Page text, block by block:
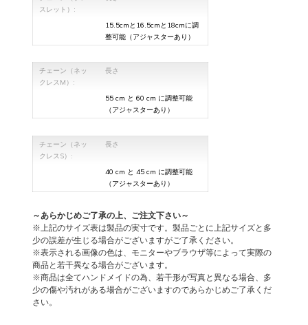
スレット）:
15.5cmと16.5cmと18cmに調
整可能（アジャスターあり）
チェーン（ネッ
クレスM）:
長さ
55 cm と 60 cm に調整可能
（アジャスターあり）
チェーン（ネッ
クレスS）:
長さ
40 cm と 45 cm に調整可能
（アジャスターあり）
～あらかじめご了承の上、ご注文下さい～
※上記のサイズ表は製品の実寸です。製品ごとに上記サイズと多
少の誤差が生じる場合がございますがご了承ください。
※表示される画像の色は、モニターやブラウザ等によって実際の
商品と若干異なる場合がございます。
※商品は全てハンドメイドの為、若干形が写真と異なる場合、多
少の傷や汚れがある場合がございますのであらかじめご了承くだ
さい。